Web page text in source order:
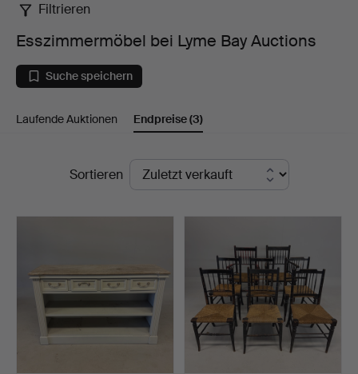
Esszimmermöbel
bei
Lyme
Bay
Auctions
Filtrieren
Esszimmermöbel bei Lyme Bay Auctions
Suche speichern
Laufende Auktionen Endpreise(3)
EndpreiseSortieren